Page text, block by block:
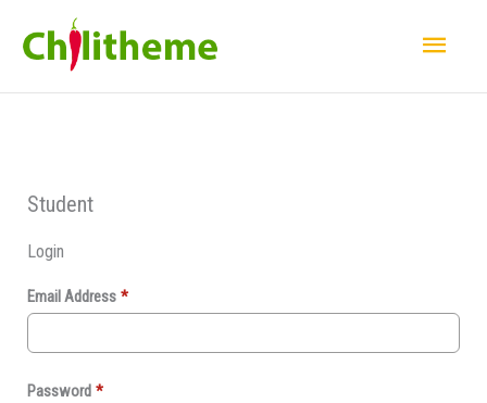
Student
Login
Email Address *
Password *